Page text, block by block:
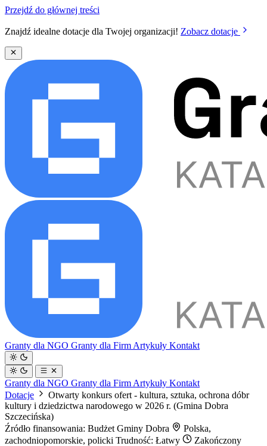
Przejdź do głównej treści
Znajdź idealne dotacje dla Twojej organizacji! Zobacz dotacje
Granty dla NGO Granty dla Firm Artykuły Kontakt
Granty dla NGO Granty dla Firm Artykuły Kontakt
Dotacje
Otwarty konkurs ofert - kultura, sztuka, ochrona dóbr
kultury i dziedzictwa narodowego w 2026 r. (Gmina Dobra
Szczecińska)
Źródło finansowania: Budżet Gminy Dobra
Polska,
zachodniopomorskie, policki Trudność: Łatwy Zakończony